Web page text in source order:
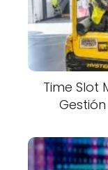
Time Slot